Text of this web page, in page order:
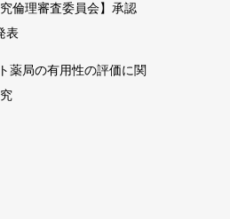
倫理審査委員会】承認
表
薬局の有用性の評価に関